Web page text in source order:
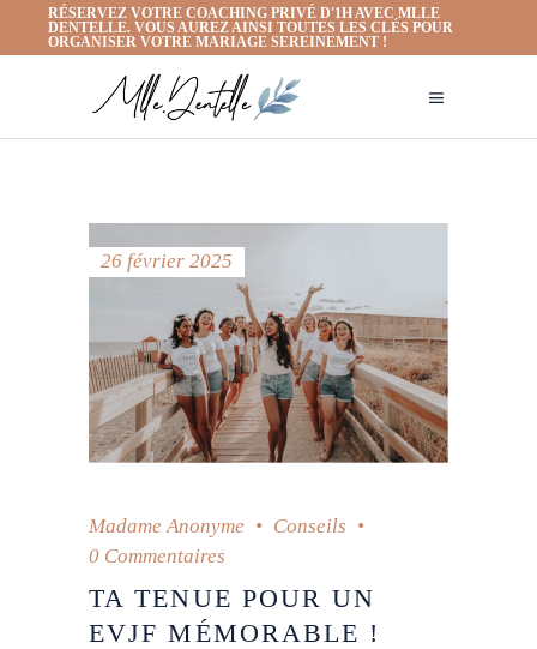
RÉSERVEZ VOTRE COACHING PRIVÉ D'1H AVEC MLLE
DENTELLE. VOUS AUREZ AINSI TOUTES LES CLÉS POUR
ORGANISER VOTRE MARIAGE SEREINEMENT !
26 février 2025
Madame Anonyme
Conseils
0 Commentaires
TA TENUE POUR UN
EVJF MÉMORABLE !